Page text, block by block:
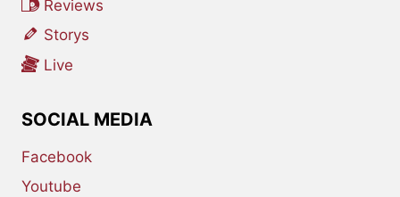
Reviews
Storys
Live
SOCIAL MEDIA
Facebook
Youtube